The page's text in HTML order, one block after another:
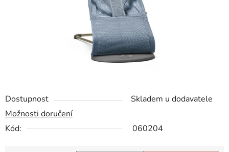
Dostupnost
Skladem u dodavatele
Možnosti doručení
Kód:
060204